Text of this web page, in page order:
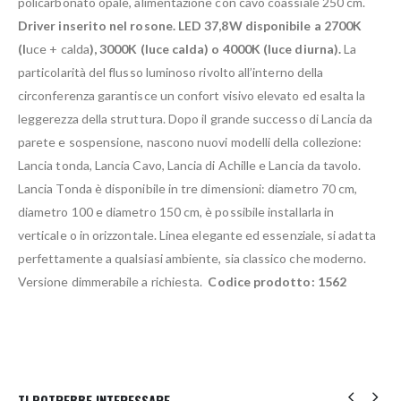
Driver inserito nel rosone. LED 37,8W disponibile a 2700K
(luce + calda), 3000K (luce calda) o 4000K (luce diurna).La
particolarità del flusso luminoso rivolto all’interno della
circonferenza garantisce un confort visivo elevato ed esalta la
leggerezza della struttura. Dopo il grande successo di Lancia da
parete e sospensione, nascono nuovi modelli della collezione:
Lancia tonda, Lancia Cavo, Lancia di Achille e Lancia da tavolo.
Lancia Tonda è disponibile in tre dimensioni: diametro 70 cm,
diametro 100 e diametro 150 cm, è possibile installarla in
verticale o in orizzontale. Linea elegante ed essenziale, si adatta
perfettamente a qualsiasi ambiente, sia classico che moderno.
Versione dimmerabile a richiesta. Codice prodotto: 1562